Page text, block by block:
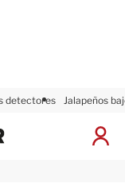
detectores Jalapeños
I
x